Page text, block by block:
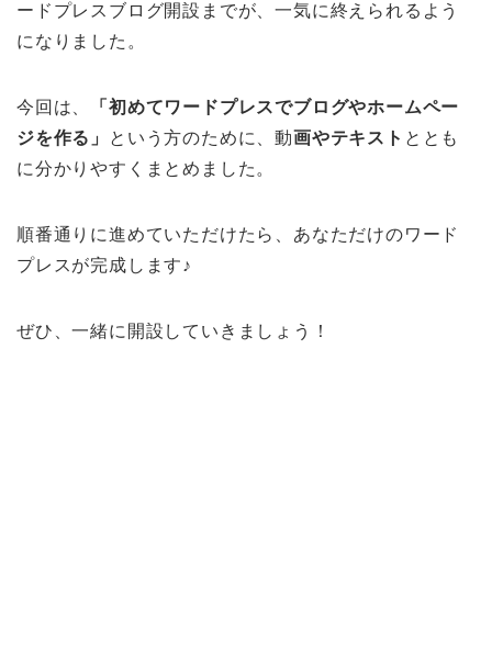
ードプレスブログ開設までが、一気に終えられるよう
になりました。
今回は、
「初めてワードプレスでブログやホームペー
ジを作る」
という方のために、動画やテキスト ととも
に分かりやすくまとめました。
順番通りに進めていただけたら、あなただけのワード
プレスが完成します♪
ぜひ、一緒に開設していきましょう！